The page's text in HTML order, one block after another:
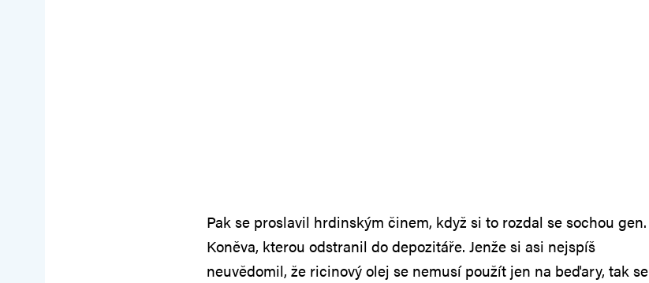
Pak se proslavil hrdinským činem, když si to rozdal se sochou gen.
Koněva, kterou odstranil do depozitáře. Jenže si asi nejspíš
neuvědomil, že ricinový olej se nemusí použít jen na beďary, tak se